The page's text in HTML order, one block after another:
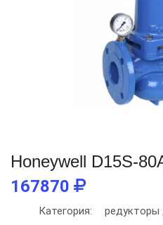
Honeywell D15S-
167870
Категория:
редукторы